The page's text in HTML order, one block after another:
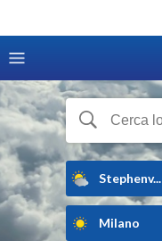
Stephenv...
Milano